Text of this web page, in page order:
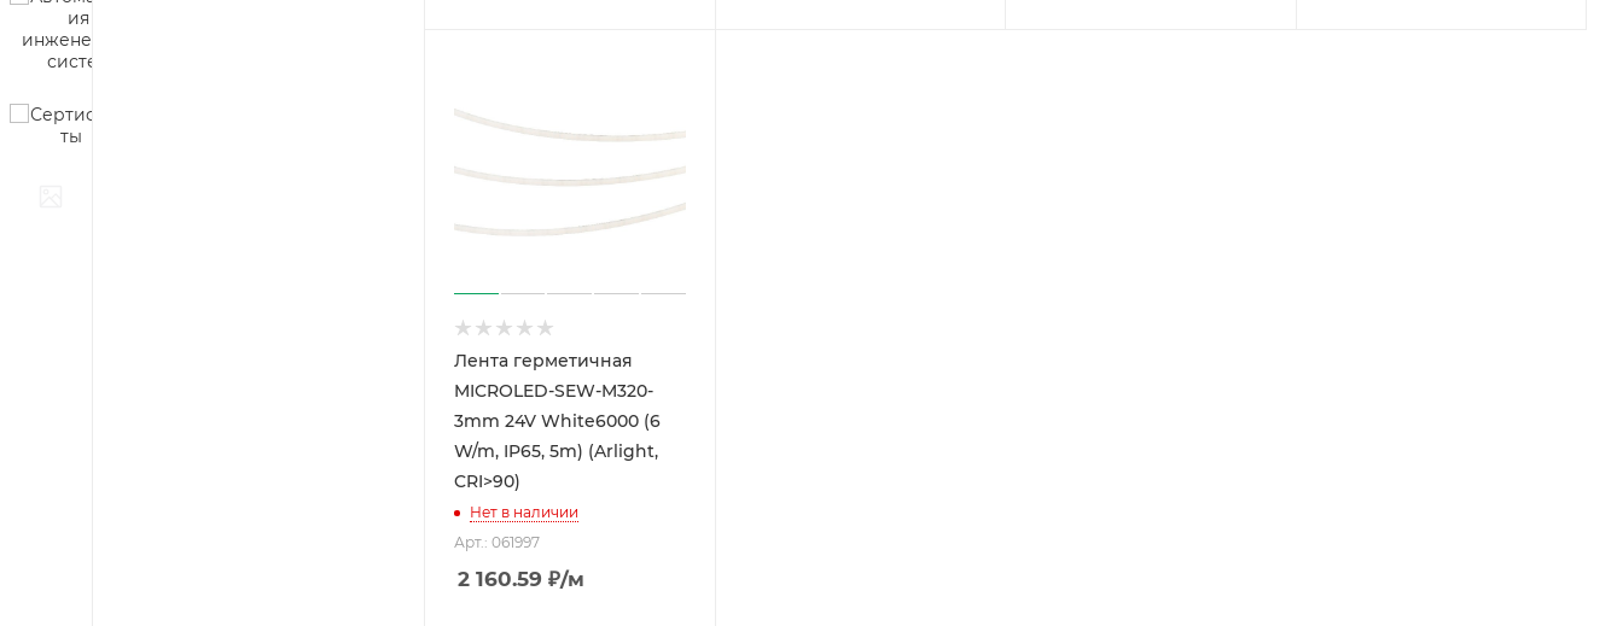
Лента герметичная
MICROLED-SEW-M320-
3mm 24V White6000 (6
W/m, IP65, 5m) (Arlight,
CRI>90)
Нет в наличии
Арт.: 061997
2 160.59 ₽/м